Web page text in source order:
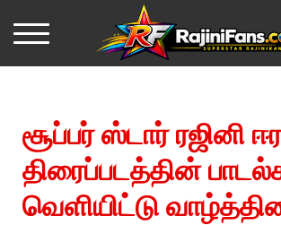
சூப்பர் ஸ்டார் ரஜினி
திரைப்படத்தின்
வெளியிட்டு